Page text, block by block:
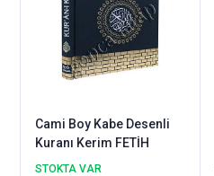
Cami Boy Kabe Desenli
Kuranı Kerim FETİH
STOKTA VAR